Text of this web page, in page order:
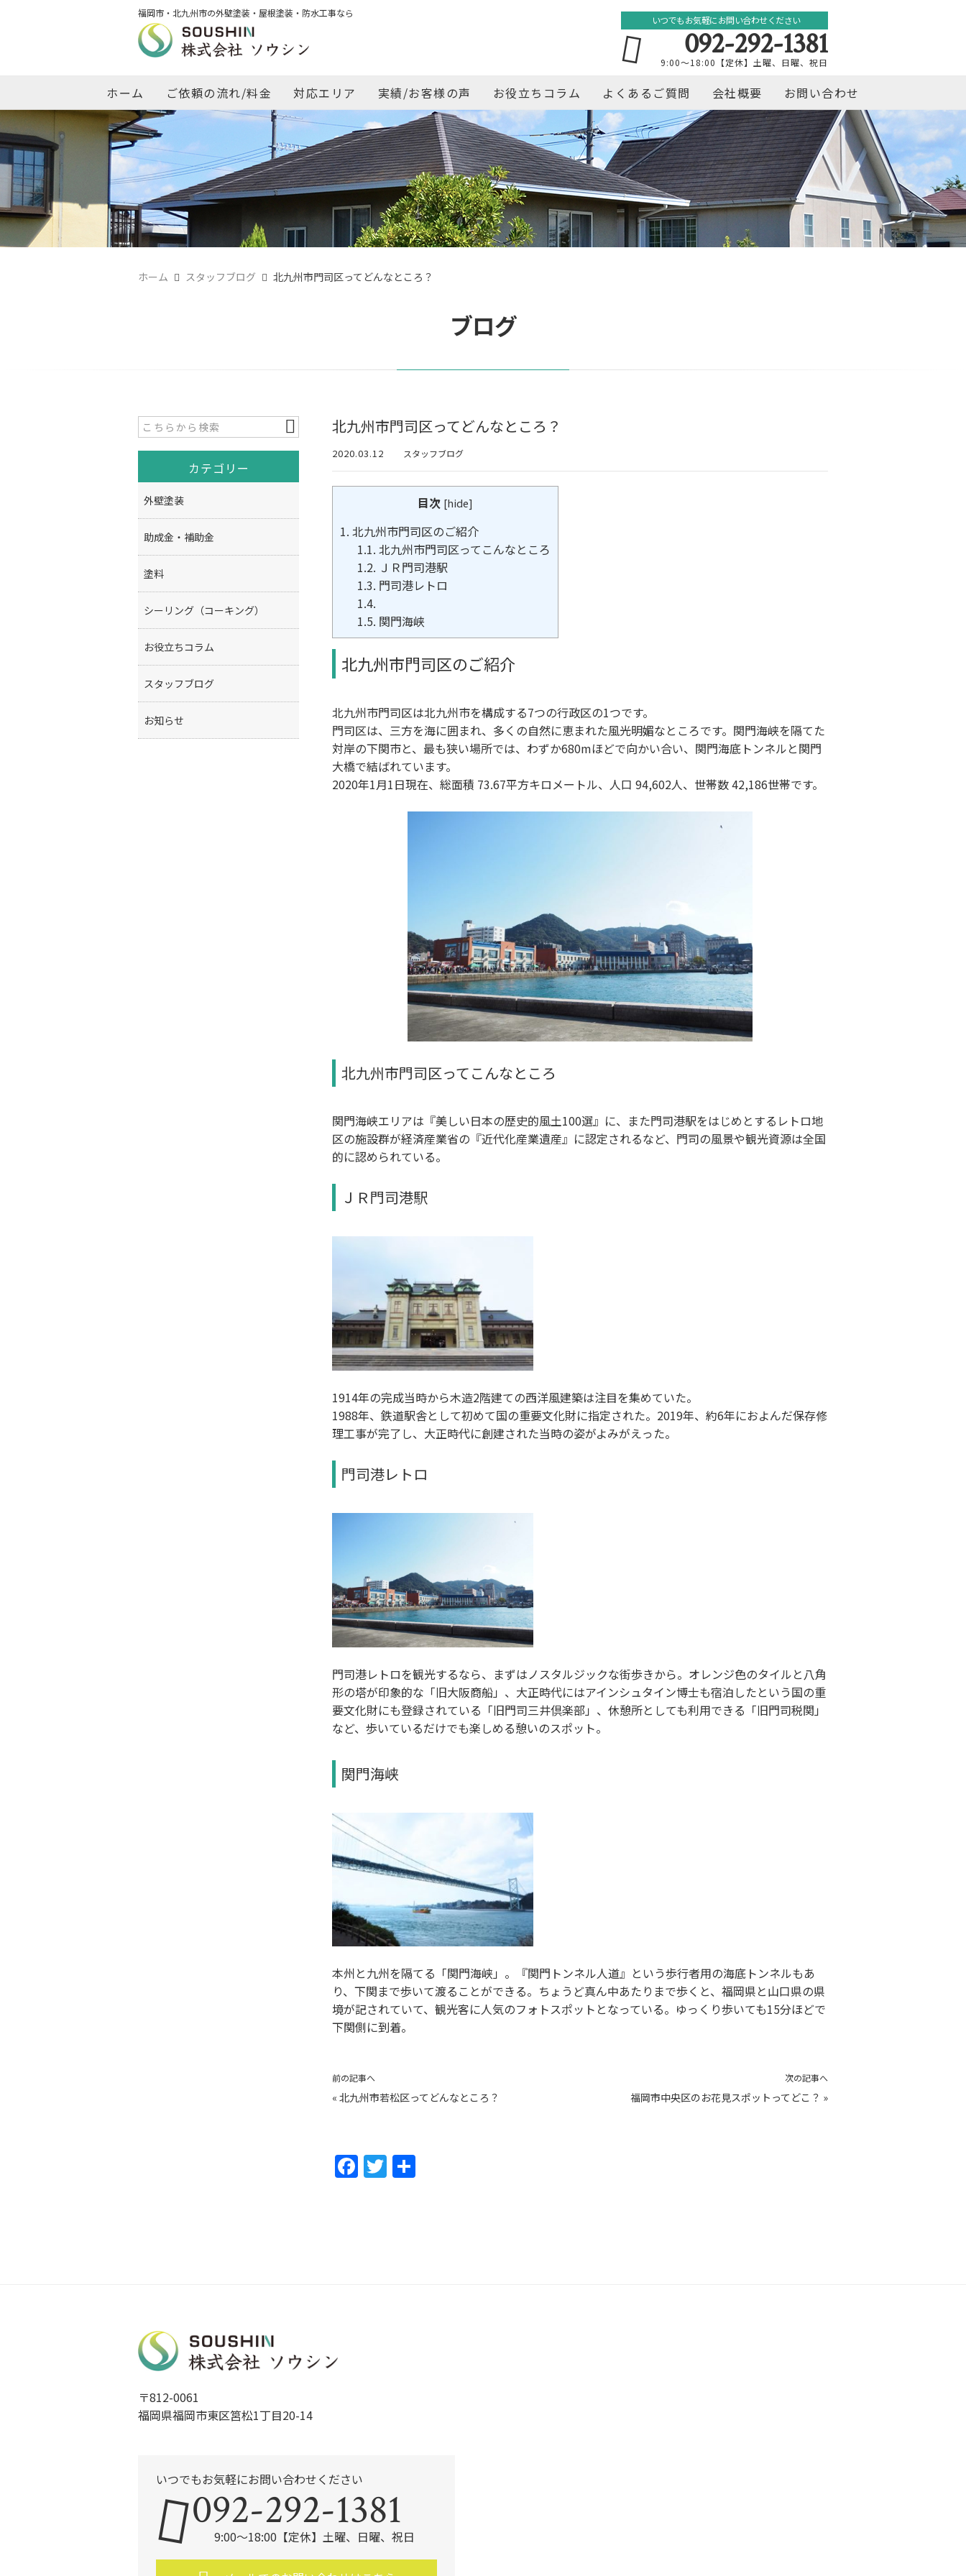
福岡市・北九州市の外壁塗装・屋根塗装・防水工事なら
いつでもお気軽にお問い合わせください
092-292-1381
9:00～18:00【定休】土曜、日曜、祝日
ホーム ご依頼の流れ/料金 対応エリア 実績/お客様の声 お役立ちコラム よくあるご質問 会社概要 お問い合わせ
ホーム スタッフブログ 北九州市門司区ってどんなところ？
ブログ
北九州市門司区ってどんなところ？
2020.03.12 スタッフブログ
目次 [hide]
1. 北九州市門司区のご紹介
1.1. 北九州市門司区ってこんなところ
1.2. ＪＲ門司港駅
1.3. 門司港レトロ
1.4.
1.5. 関門海峡
北九州市門司区のご紹介
北九州市門司区は北九州市を構成する7つの行政区の1つです。
門司区は、三方を海に囲まれ、多くの自然に恵まれた風光明媚なところです。関門海峡を隔てた
対岸の下関市と、最も狭い場所では、わずか680mほどで向かい合い、関門海底トンネルと関門
大橋で結ばれています。
2020年1月1日現在、総面積 73.67平方キロメートル、人口 94,602人、世帯数 42,186世帯です。
北九州市門司区ってこんなところ
関門海峡エリアは『美しい日本の歴史的風土100選』に、また門司港駅をはじめとするレトロ地
区の施設群が経済産業省の『近代化産業遺産』に認定されるなど、門司の風景や観光資源は全国
的に認められている。
ＪＲ門司港駅
1914年の完成当時から木造2階建ての西洋風建築は注目を集めていた。
1988年、鉄道駅舎として初めて国の重要文化財に指定された。2019年、約6年におよんだ保存修
理工事が完了し、大正時代に創建された当時の姿がよみがえった。
門司港レトロ
門司港レトロを観光するなら、まずはノスタルジックな街歩きから。オレンジ色のタイルと八角
形の塔が印象的な「旧大阪商船」、大正時代にはアインシュタイン博士も宿泊したという国の重
要文化財にも登録されている「旧門司三井倶楽部」、休憩所としても利用できる「旧門司税関」
など、歩いているだけでも楽しめる憩いのスポット。
関門海峡
本州と九州を隔てる「関門海峡」。『関門トンネル人道』という歩行者用の海底トンネルもあ
り、下関まで歩いて渡ることができる。ちょうど真ん中あたりまで歩くと、福岡県と山口県の県
境が記されていて、観光客に人気のフォトスポットとなっている。ゆっくり歩いても15分ほどで
下関側に到着。
前の記事へ
« 北九州市若松区ってどんなところ？
次の記事へ
福岡市中央区のお花見スポットってどこ？ »
F T
カテゴリー
外壁塗装
助成金・補助金
塗料
シーリング（コーキング）
お役立ちコラム
スタッフブログ
お知らせ
〒812-0061
福岡県福岡市東区筥松1丁目20-14
いつでもお気軽にお問い合わせください
092-292-1381
9:00～18:00【定休】土曜、日曜、祝日